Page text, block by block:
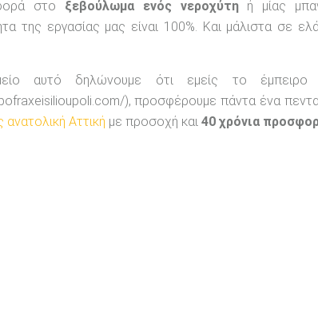
στο ξεβούλωμα ενός νεροχύτηή μίας
της εργασίας μας είναι 100%. Και μάλιστα σε
αυτό δηλώνουμε ότι εμείς το έμπειρο
), προσφέρουμε πάντα ένα
Αττική με προσοχή και 40 χρόνια